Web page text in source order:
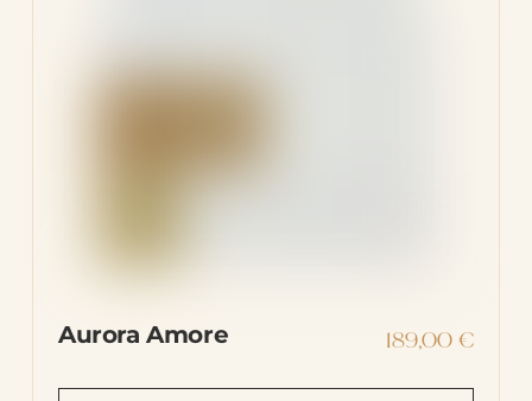
Aurora Amore 189,00€